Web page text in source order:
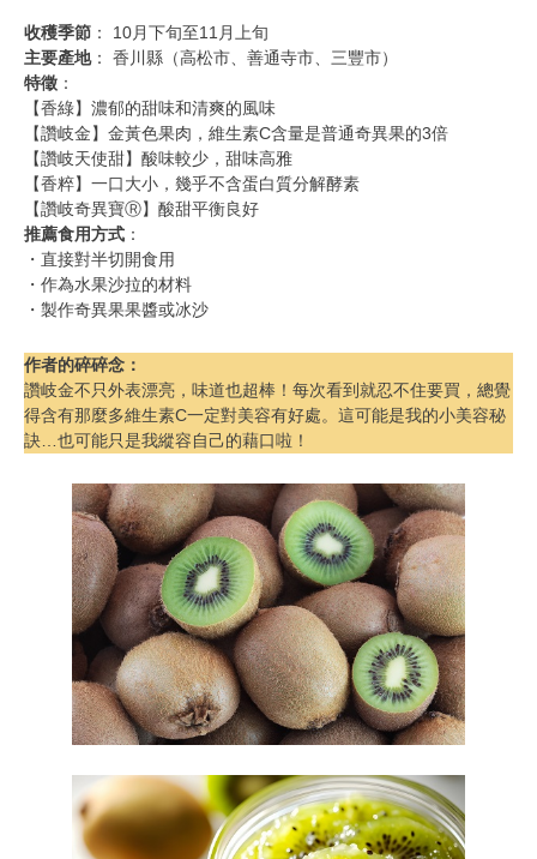
收穫季節 ： 10月下旬至11月上旬
主要產地： 香川縣（高松市、善通寺市、三豐市）
特徵 ：
【香綠】濃郁的甜味和清爽的風味
【讚岐金】金黃色果肉，維生素C含量是普通奇異果的3倍
【讚岐天使甜】酸味較少，甜味高雅
【香粹】一口大小，幾乎不含蛋白質分解酵素
【讚岐奇異寶Ⓡ】酸甜平衡良好
推薦食用方式 ：
・直接對半切開食用
・作為水果沙拉的材料
・製作奇異果果醬或冰沙
作者的碎碎念 ：
讚岐金不只外表漂亮，味道也超棒！每次看到就忍不住要買，總覺
得含有那麼多維生素C一定對美容有好處。這可能是我的小美容秘
訣…也可能只是我縱容自己的藉口啦！